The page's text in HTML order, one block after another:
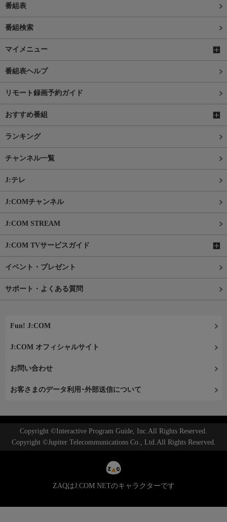
番組表
番組検索
マイメニュー
番組表ヘルプ
リモート録画予約ガイド
おすすめ番組
ランキング
チャンネル一覧
J:テレ
J:COMチャンネル
J:COM STREAM
J:COM TVサービスガイド
イベント・プレゼント
サポート・よくある質問
Fun! J:COM
J:COM オフィシャルサイト
お問い合わせ
お客さまのデータ利用･外部送信について
Copyright ©Interactive Program Guide, Inc.All Rights Reserved.
Copyright ©Jupiter Telecommunications Co., Ltd.All Rights Reserved.
ZAQはJ:COM NETのキャラクターです